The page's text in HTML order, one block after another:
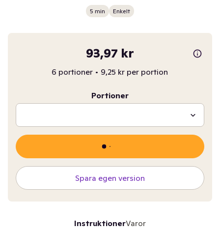
5 min Enkelt
93,97 kr
6 portioner • 9,25 kr per portion
Portioner
Spara egen version
InstruktionerVaror